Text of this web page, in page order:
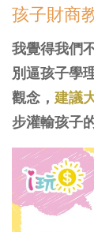
孩子財商
我覺得我們
別逼孩子學
觀念， 建議
步灌輸孩子